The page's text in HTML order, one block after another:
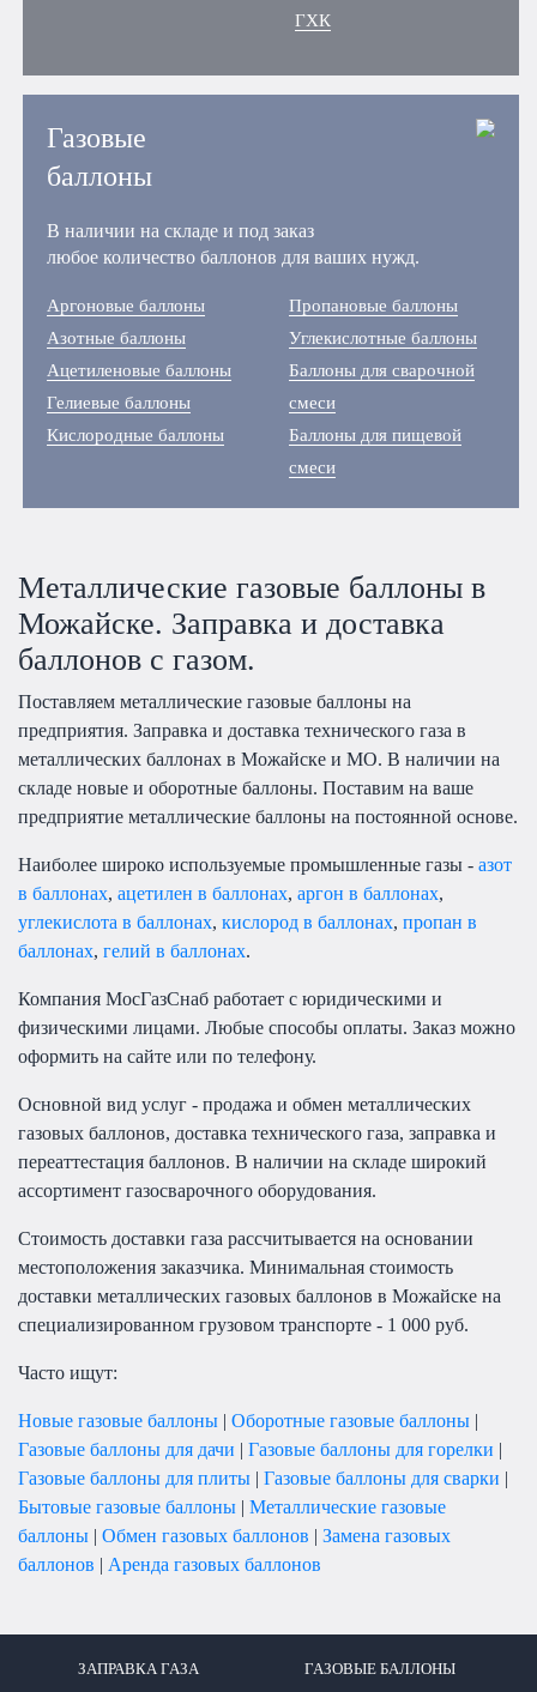
ГХК
Газовые
баллоны
В наличии на складе и под заказ
любое количество баллонов для ваших нужд.
Аргоновые баллоны
Азотные баллоны
Ацетиленовые баллоны
Гелиевые баллоны
Кислородные баллоны
Пропановые баллоны
Углекислотные баллоны
Баллоны для сварочной
смеси
Баллоны для пищевой
смеси
Металлические газовые баллоны в
Можайске. Заправка и доставка
баллонов с газом.
Поставляем металлические газовые баллоны на
предприятия. Заправка и доставка технического газа в
металлических баллонах в Можайске и МО. В наличии на
складе новые и оборотные баллоны. Поставим на ваше
предприятие металлические баллоны на постоянной основе.
Наиболее широко используемые промышленные газы - азот
в баллонах, ацетилен в баллонах, аргон в баллонах,
углекислота в баллонах, кислород в баллонах, пропан в
баллонах, гелий в баллонах.
Компания МосГазСнаб работает с юридическими и
физическими лицами. Любые способы оплаты. Заказ можно
оформить на сайте или по телефону.
Основной вид услуг - продажа и обмен металлических
газовых баллонов, доставка технического газа, заправка и
переаттестация баллонов. В наличии на складе широкий
ассортимент газосварочного оборудования.
Стоимость доставки газа рассчитывается на основании
местоположения заказчика. Минимальная стоимость
доставки металлических газовых баллонов в Можайске на
специализированном грузовом транспорте - 1 000 руб.
Часто ищут:
Новые газовые баллоны | Оборотные газовые баллоны |
Газовые баллоны для дачи | Газовые баллоны для горелки |
Газовые баллоны для плиты | Газовые баллоны для сварки |
Бытовые газовые баллоны | Металлические газовые
баллоны | Обмен газовых баллонов | Замена газовых
баллонов | Аренда газовых баллонов
ЗАПРАВКА ГАЗА ГАЗОВЫЕ БАЛЛОНЫ